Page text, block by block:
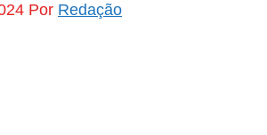
Por Redação